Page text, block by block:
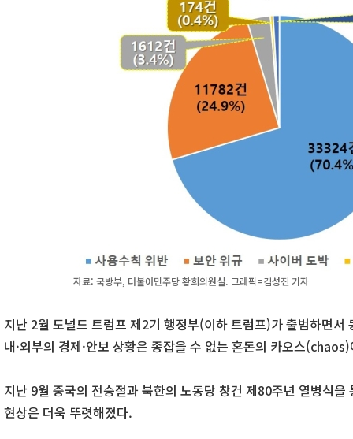
자료: 국방부, 더불어민주당 황희의원실. 그래픽=김성진 기자
지난 2월 도널드 트럼프 제2기 행정부(이하 트럼프)가 출범하면서
내·외부의 경제·안보 상황은 종잡을 수 없는 혼돈의 카오스
지난 9월 중국의 전승절과 북한의 노동당 창건 제80주년 열병식
현상은 더욱 뚜렷해졌다.